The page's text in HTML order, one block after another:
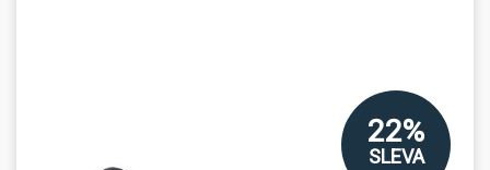
22%
SLEVA